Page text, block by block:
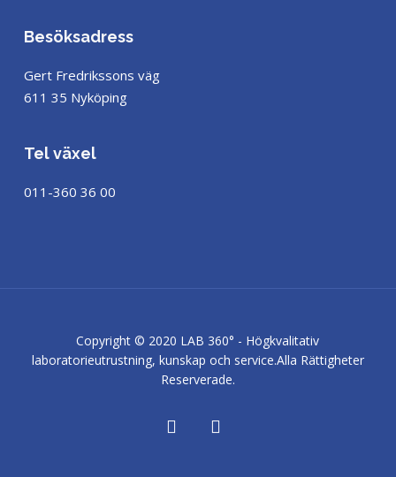
Besöksadress
Gert Fredrikssons väg
611 35 Nyköping
Tel växel
011-360 36 00
Copyright © 2020 LAB 360° - Högkvalitativ
laboratorieutrustning, kunskap och service.Alla Rättigheter
Reserverade.
facebooklinkedin